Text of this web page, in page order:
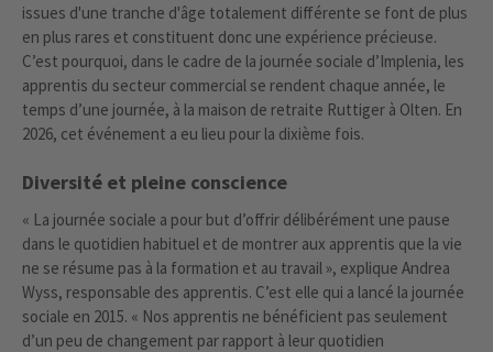
issues d'une tranche d'âge totalement différente se font de plus
en plus rares et constituent donc une expérience précieuse.
C’est pourquoi, dans le cadre de la journée sociale d’Implenia, les
apprentis du secteur commercial se rendent chaque année, le
temps d’une journée, à la maison de retraite Ruttiger à Olten. En
2026, cet événement a eu lieu pour la dixième fois.
Diversité et pleine conscience
« La journée sociale a pour but d’offrir délibérément une pause
dans le quotidien habituel et de montrer aux apprentis que la vie
ne se résume pas à la formation et au travail », explique Andrea
Wyss, responsable des apprentis. C’est elle qui a lancé la journée
sociale en 2015. « Nos apprentis ne bénéficient pas seulement
d’un peu de changement par rapport à leur quotidien